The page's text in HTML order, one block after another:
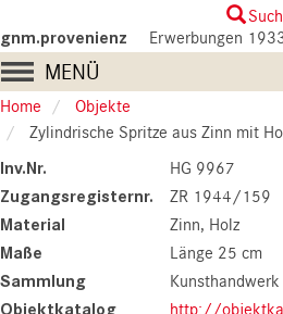
to
main
content
gnm.provenienz Erwerbungen
Main
navigation
MENÜ
Home
Objekte
Zylindrische Spritze aus Zinn mit
Inv.Nr. HG 9967
Zugangsregisternr. ZR 1944/159
Material Zinn, Holz
Maße Länge 25 cm
Sammlung
Objektkatalog http://